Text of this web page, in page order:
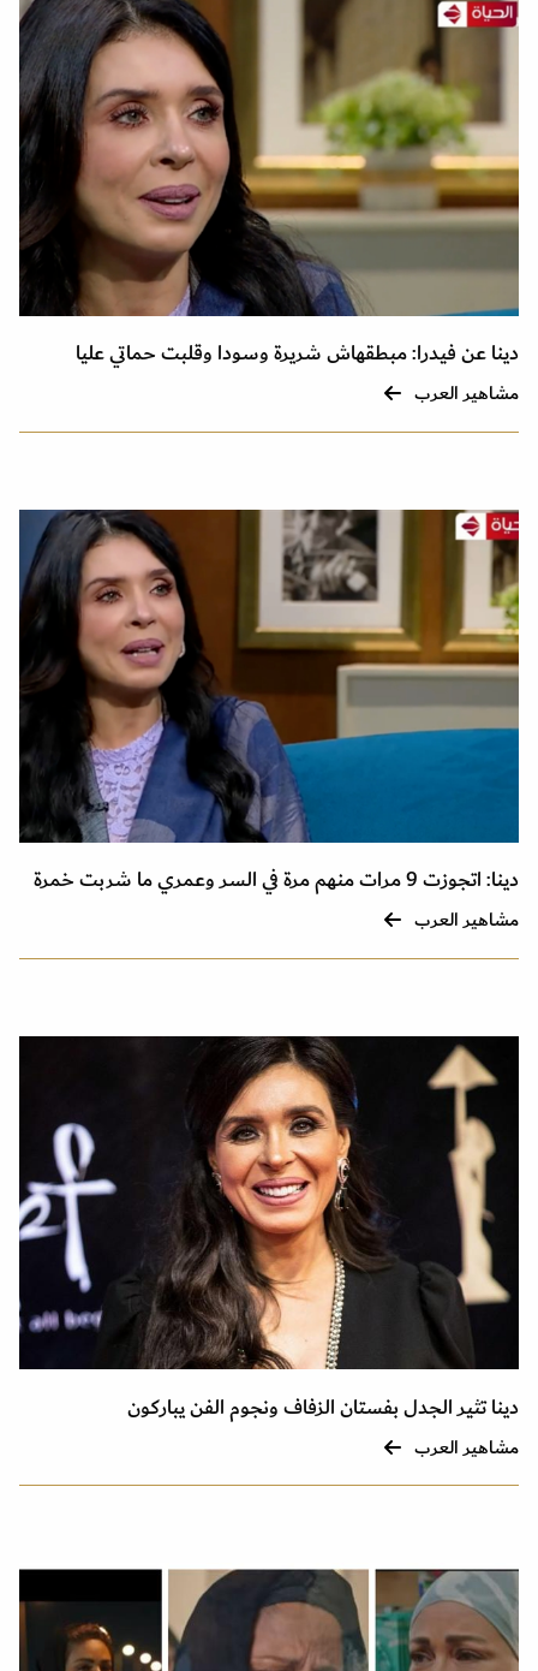
دينا عن فيدرا: مبطقهاش شريرة وسودا وقلبت حماتي عليا
مشاهير العرب
دينا: اتجوزت 9 مرات منهم مرة في السر وعمري ما شربت خمرة
مشاهير العرب
دينا تثير الجدل بفستان الزفاف ونجوم الفن يباركون
مشاهير العرب